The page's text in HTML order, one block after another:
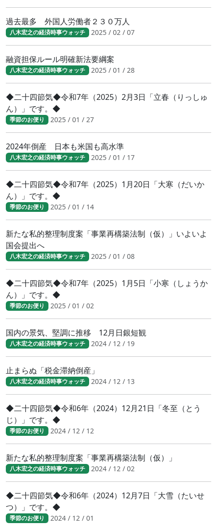
過去最多 外国人労働者２３０万人
八木宏之の経済時事ウォッチ 2025 / 02 / 07
融資担保ルール明確新法要綱案
八木宏之の経済時事ウォッチ 2025 / 01 / 28
◆二十四節気◆令和7年（2025）2月3日「立春（りっしゅ
ん）」です。◆
季節のお便り 2025 / 01 / 27
2024年倒産 日本も米国も高水準
八木宏之の経済時事ウォッチ 2025 / 01 / 17
◆二十四節気◆令和7年（2025）1月20日「大寒（だいか
ん）」です。◆
季節のお便り 2025 / 01 / 14
新たな私的整理制度案「事業再構築法制（仮）」いよいよ
国会提出へ
八木宏之の経済時事ウォッチ 2025 / 01 / 08
◆二十四節気◆令和7年（2025）1月5日「小寒（しょうか
ん）」です。◆
季節のお便り 2025 / 01 / 02
国内の景気、堅調に推移 12月日銀短観
八木宏之の経済時事ウォッチ 2024 / 12 / 19
止まらぬ「税金滞納倒産」
八木宏之の経済時事ウォッチ 2024 / 12 / 13
◆二十四節気◆令和6年（2024）12月21日「冬至（とう
じ）」です。◆
季節のお便り 2024 / 12 / 12
新たな私的整理制度案「事業再構築法制（仮）」
八木宏之の経済時事ウォッチ 2024 / 12 / 02
◆二十四節気◆令和6年（2024）12月7日「大雪（たいせ
つ）」です。◆
季節のお便り 2024 / 12 / 01